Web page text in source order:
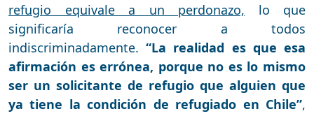
refugio equivale a un perdonazo, lo que
significaría reconocer a todos
indiscriminadamente.“La realidad es que esa
afirmación es errónea, porque no es lo mismo
ser un solicitante de refugio que alguien que
ya tiene la condición de refugiado en Chile”,